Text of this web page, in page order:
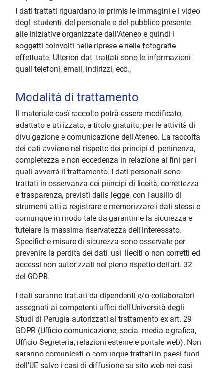
I dati trattati riguardano in primis le immagini e i video
degli studenti, del personale e del pubblico presente
alle iniziative organizzate dall'Ateneo e quindi i
soggetti coinvolti nelle riprese e nelle fotografie
effettuate. Ulteriori dati trattati sono le informazioni
quali telefoni, email, indirizzi, ecc.,
Modalità di trattamento
Il materiale così raccolto potrà essere modificato,
adattato e utilizzato, a titolo gratuito, per le attività di
divulgazione e comunicazione dell'Ateneo. La raccolta
dei dati avviene nel rispetto dei principi di pertinenza,
completezza e non eccedenza in relazione ai fini per i
quali avverrà il trattamento. I dati personali sono
trattati in osservanza dei principi di liceità, correttezza
e trasparenza, previsti dalla legge, con l'ausilio di
strumenti atti a registrare e memorizzare i dati stessi e
comunque in modo tale da garantirne la sicurezza e
tutelare la massima riservatezza dell'interessato.
Specifiche misure di sicurezza sono osservate per
prevenire la perdita dei dati, usi illeciti o non corretti ed
accessi non autorizzati nel pieno rispetto dell'art. 32
del GDPR.
I dati saranno trattati da dipendenti e/o collaboratori
assegnati ai competenti uffici dell'Università degli
Studi di Perugia autorizzati al trattamento ex art. 29
GDPR (Ufficio comunicazione, social media e grafica,
Ufficio Segreteria, relazioni esterne e portale web). Non
saranno comunicati o comunque trattati in paesi fuori
dell'UE salvo i casi di diffusione su sito web nei casi